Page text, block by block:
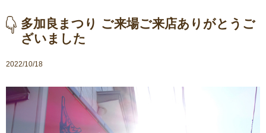
多加良まつり ご来場ご来店ありがとうご
ざいました
2022/10/18